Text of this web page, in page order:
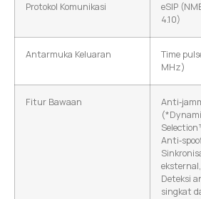
Protokol Komunikasi
eSIP
4.10)
Antarmuka Keluaran
Time
MHz)
Fitur Bawaan
eksternal,
Deteksi
singkat